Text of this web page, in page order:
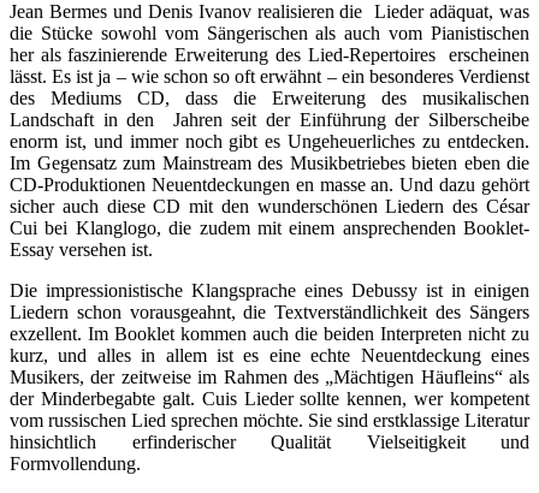
Jean Bermes und Denis Ivanov realisieren die Lieder adäquat, was
die Stücke sowohl vom Sängerischen als auch vom Pianistischen
her als faszinierende Erweiterung des Lied-Repertoires erscheinen
lässt. Es ist ja – wie schon so oft erwähnt – ein besonderes Verdienst
des Mediums CD, dass die Erweiterung des musikalischen
Landschaft in den Jahren seit der Einführung der Silberscheibe
enorm ist, und immer noch gibt es Ungeheuerliches zu entdecken.
Im Gegensatz zum Mainstream des Musikbetriebes bieten eben die
CD-Produktionen Neuentdeckungen en masse an. Und dazu gehört
sicher auch diese CD mit den wunderschönen Liedern des César
Cui bei Klanglogo, die zudem mit einem ansprechenden Booklet-
Essay versehen ist.
Die impressionistische Klangsprache eines Debussy ist in einigen
Liedern schon vorausgeahnt, die Textverständlichkeit des Sängers
exzellent. Im Booklet kommen auch die beiden Interpreten nicht zu
kurz, und alles in allem ist es eine echte Neuentdeckung eines
Musikers, der zeitweise im Rahmen des „Mächtigen Häufleins“ als
der Minderbegabte galt. Cuis Lieder sollte kennen, wer kompetent
vom russischen Lied sprechen möchte. Sie sind erstklassige Literatur
hinsichtlich erfinderischer Qualität Vielseitigkeit und
Formvollendung.